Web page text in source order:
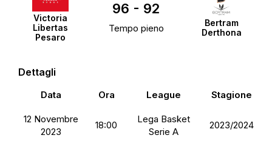
Victoria
Libertas
Pesaro
Bertram
Derthona
96 - 92
Tempo pieno
Dettagli
Data Ora League Stagione
12 Novembre
2023
18:00
Lega Basket
Serie A
2023/2024